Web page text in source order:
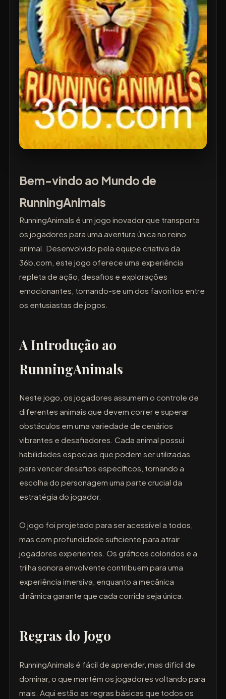
Bem-vindo ao Mundo de
RunningAnimals
RunningAnimals é um jogo inovador que transporta
os jogadores para uma aventura única no reino
animal. Desenvolvido pela equipe criativa da
36b.com, este jogo oferece uma experiência
repleta de ação, desafios e explorações
emocionantes, tornando-se um dos favoritos entre
os entusiastas de jogos.
A Introdução ao
RunningAnimals
Neste jogo, os jogadores assumem o controle de
diferentes animais que devem correr e superar
obstáculos em uma variedade de cenários
vibrantes e desafiadores. Cada animal possui
habilidades especiais que podem ser utilizadas
para vencer desafios específicos, tornando a
escolha do personagem uma parte crucial da
estratégia do jogador.
O jogo foi projetado para ser acessível a todos,
mas com profundidade suficiente para atrair
jogadores experientes. Os gráficos coloridos e a
trilha sonora envolvente contribuem para uma
experiência imersiva, enquanto a mecânica
dinâmica garante que cada corrida seja única.
Regras do Jogo
RunningAnimals é fácil de aprender, mas difícil de
dominar, o que mantém os jogadores voltando para
mais. Aqui estão as regras básicas que todos os